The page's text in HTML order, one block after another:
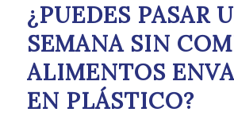
¿PUEDES PASAR
SEMANA SIN
ALIMENTOS
EN PLÁSTICO?